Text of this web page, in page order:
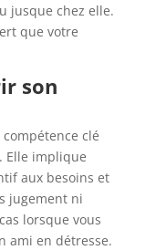
jusque chez elle.
que votre
son
compétence clé
Elle implique
aux besoins et
jugement ni
lorsque vous
ami en détresse.